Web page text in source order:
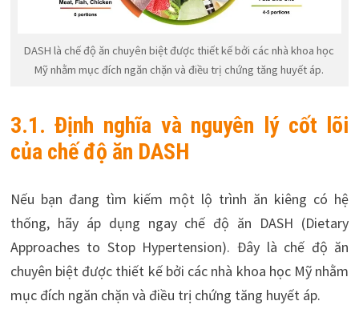
DASH là chế độ ăn chuyên biệt được thiết kế bởi các nhà khoa học
Mỹ nhằm mục đích ngăn chặn và điều trị chứng tăng huyết áp.
3.1. Định nghĩa và nguyên lý cốt lõi
của chế độ ăn DASH
Nếu bạn đang tìm kiếm một lộ trình ăn kiêng có hệ
thống, hãy áp dụng ngay chế độ ăn DASH (Dietary
Approaches to Stop Hypertension). Đây là chế độ ăn
chuyên biệt được thiết kế bởi các nhà khoa học Mỹ nhằm
mục đích ngăn chặn và điều trị chứng tăng huyết áp.